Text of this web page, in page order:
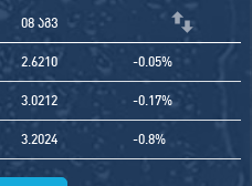
08 აგვ
2.6210 -0.05%
3.0212 -0.17%
3.2024 -0.8%